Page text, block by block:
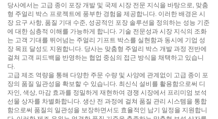
당사에서는 고급 종이 포장 개발 및 국제 시장 전문 지식을 바탕으로, 맞춤
형 주얼리 박스 프로젝트에 풍부한 경험을 제공합니다. 이러한 배경은 시
장 요구 사항, 품질 기대 수준, 성공적인 포장 솔루션을 정의하는 성능 기준
에 대한 심층적 이해를 가능하게 합니다. 기술 전문성과 시장 지식의 조화
는 고객 기대를 뛰어넘는 주얼리 기프트 박스를 실현함과 동시에 기업 성
장 목표 달성도 지원합니다. 당사는 맞춤형 주얼리 박스 개발 과정 전반에
걸쳐 고객 피드백을 반영하는 협업 중심의 접근 방식을 채택하고 있습니
다.
고급 제조 역량을 통해 다양한 주문 수량 및 사양에 관계없이 고급 종이 포
장의 품질 일관성을 확보할 수 있습니다. 최신식 설비를 활용함으로써 디
자인, 색상, 마감 효과를 정밀하게 재현하여 경쟁 시장에서 프리미엄 보석
선물 상자를 차별화합니다. 생산 전 과정에 걸쳐 품질 관리 시스템을 통합
함으로써 품질의 일관성을 보장하면서도 효율적인 납기 일정을 지원합니